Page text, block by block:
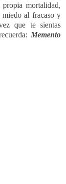
mortalidad,
miedo al fracaso y
que te sientas
Memento